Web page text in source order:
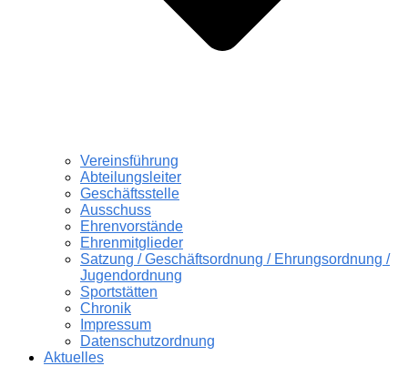
Vereinsführung
Abteilungsleiter
Geschäftsstelle
Ausschuss
Ehrenvorstände
Ehrenmitglieder
Satzung / Geschäftsordnung / Ehrungsordnung /
Jugendordnung
Sportstätten
Chronik
Impressum
Datenschutzordnung
Aktuelles